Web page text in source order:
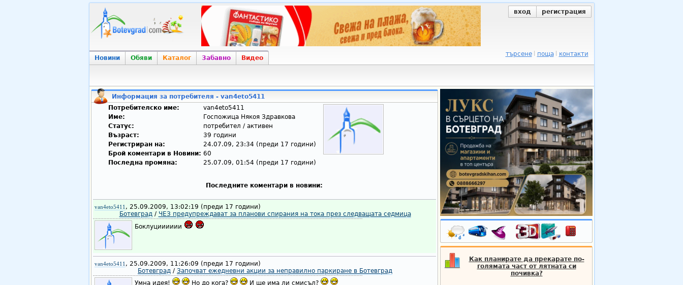
вход регистрация
Новини Обяви Каталог Забавно Видео
търсене поща контакти
Информация за потребителя - van4eto5411
Потребителско име:
van4eto5411
Име:
Госпожица Някоя Здравкова
Статус:
потребител / активен
Възраст:
39 години
Регистриран на:
24.07.09, 23:34 (преди 17 години)
Брой коментари в Новини: 60
Последна промяна:
25.07.09, 01:54 (преди 17 години)
Последните коментари в новини:
van4eto5411 , 25.09.2009, 13:02:19 (преди 17 години)
Ботевград/ ЧЕЗ предупреждават за планови спирания на тока през следващата седмица
Боклуцииииии
van4eto5411 , 25.09.2009, 11:26:09 (преди 17 години)
Ботевград / Започват ежедневни акции за неправилно паркиране в Ботевград
Умна идея!
Но до кога? И ще има ли смисъл?
Как планирате да прекарате по-
голямата част от лятната си
почивка?